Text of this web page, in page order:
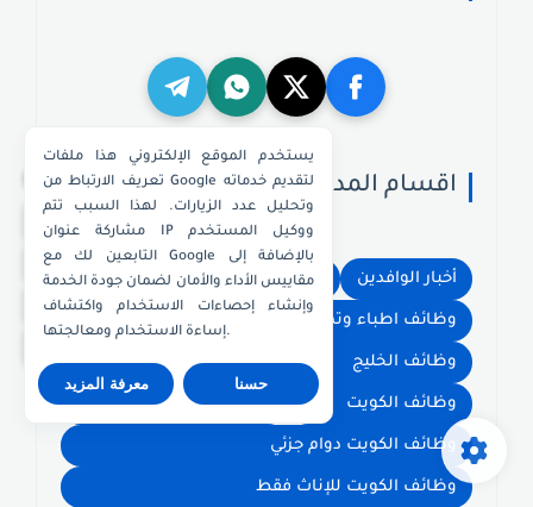
واتساب الكويت
واتساب قطر
واتساب عُمان
واتساب الإمارات
اقسام المدونة
أخبار الوافدين وظائف أمن وحراسات في الكويت
وظائف اطباء وتمريض وظائف الامارات
وظائف الخليج وظائف السعودية
وظائف الكويت وظائف الكويت اليوم
وظائف الكويت دوام جزئي
وظائف الكويت للإناث فقط
يستخدم الموقع الإلكتروني هذا ملفات
تعريف الارتباط من Google لتقديم خدماته
وتحليل عدد الزيارات. لهذا السبب تتم
مشاركة عنوان IP ووكيل المستخدم
التابعين لك مع Google بالإضافة إلى
مقاييس الأداء والأمان لضمان جودة الخدمة
وإنشاء إحصاءات الاستخدام واكتشاف
إساءة الاستخدام ومعالجتها.
معرفة المزيد حسنا